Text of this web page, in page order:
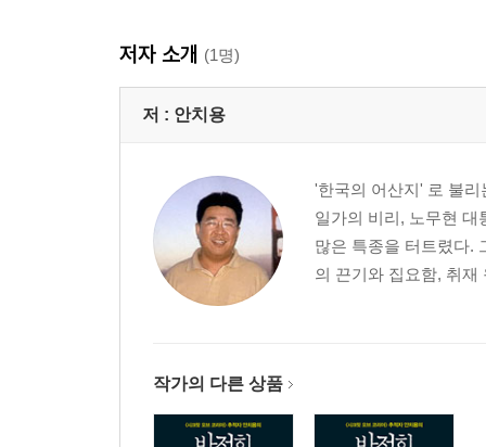
제6부 SK의 비밀 / 319
01 SK, 미국 법원에서 비자금 5억 달러 들통 / 323
03 비자금이 드러난 소송 과정 / 345
04 또 다른 의혹 하빈저 / 354
제7부 삼성 이병철 손녀설 리제트 리의 비밀 / 357
01 나는 이병철 회장 손녀다 / 359
04 리제트 리, 감옥에서 보낸 편지 / 390
제8부 부패의 증거 해외부동산 비리의 비밀 / 397
저자 소개 (1명)
저 : 안치용
'한국의 어산지' 로 불리
일가의 비리, 노무현 대
많은 특종을 터트렸다.
의 끈기와 집요함, 취재
작가의 다른 상품